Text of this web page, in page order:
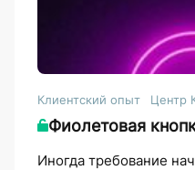
Клиентский опыт Центр
Фиолетовая
Иногда требование